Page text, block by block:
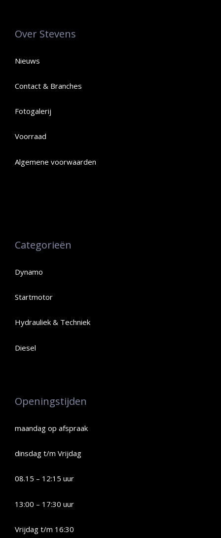
Over Stevens
Nieuws
Contact & Branches
Fotogalerij
Voorraad
Algemene voorwaarden
Categorieën
Dynamo
Startmotor
Hydrauliek & Techniek
Diesel
Openingstijden
maandag op afspraak
dinsdag t/m Vrijdag
08.15 – 12:15 uur
13:00 – 17:30 uur
Vrijdag t/m 16:30